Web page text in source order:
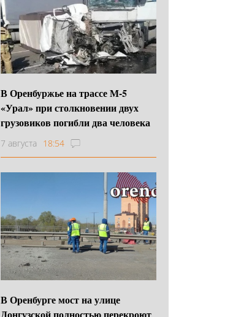
В Оренбуржье на трассе М-5
«Урал» при столкновении двух
грузовиков погибли два человека
7 августа 18:54
В Оренбурге мост на улице
Донгузской полностью перекроют